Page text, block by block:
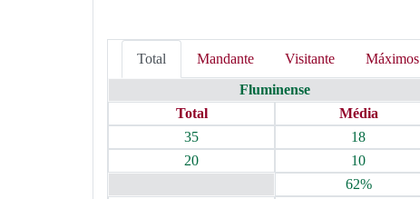
Total Mandante Visitante Máximos
Fluminense
Total
Média
35
18
20
10
62%